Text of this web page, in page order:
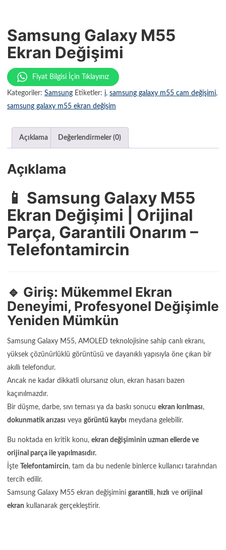
Samsung Galaxy M55
Ekran Değişimi
Fiyat Bilgisi İçin Tıklayınız
Kategoriler: Samsung Etiketler: i, samsung galaxy m55 cam değişimi,
samsung galaxy m55 ekran değişim
Açıklama Değerlendirmeler (0)
Açıklama
📱 Samsung Galaxy M55
Ekran Değişimi | Orijinal
Parça, Garantili Onarım –
Telefontamircin
🔹 Giriş: Mükemmel Ekran
Deneyimi, Profesyonel Değişimle
Yeniden Mümkün
Samsung Galaxy M55, AMOLED teknolojisine sahip canlı ekranı,
yüksek çözünürlüklü görüntüsü ve dayanıklı yapısıyla öne çıkan bir
akıllı telefondur.
Ancak ne kadar dikkatli olursanız olun, ekran hasarı bazen
kaçınılmazdır.
Bir düşme, darbe, sıvı teması ya da baskı sonucu ekran kırılması,
dokunmatik arızası veya görüntü kaybı meydana gelebilir.
Bu noktada en kritik konu, ekran değişiminin uzman ellerde ve
orijinal parça ile yapılmasıdır.
İşte Telefontamircin, tam da bu nedenle binlerce kullanıcı tarafından
tercih edilir.
Samsung Galaxy M55 ekran değişimini garantili, hızlı ve orijinal
ekran kullanarak gerçekleştirir.